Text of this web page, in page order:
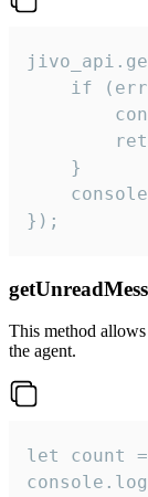
if
    }
});
This method
the agent.
let count =